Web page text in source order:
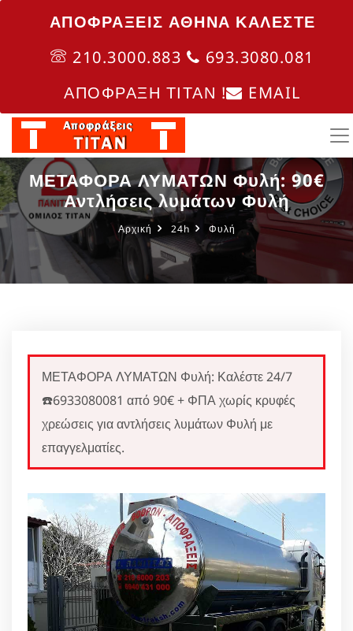
ΑΠΟΦΡΑΞΕΙΣ ΑΘΗΝΑ ΚΑΛΈΣΤΕ
210.3000.883
693.3080.081
ΑΠΟΦΡΑΞΗ ΤΙΤΑΝ !
EMAIL
ΜΕΤΑΦΟΡΑ ΛΥΜΑΤΩΝ Φυλή: 90€
Αντλήσεις λυμάτων Φυλή
Αρχική 24h Φυλή
ΜΕΤΑΦΟΡΑ ΛΥΜΑΤΩΝ Φυλή: Καλέστε 24/7
☎️6933080081 από 90€ + ΦΠΑ χωρίς κρυφές
χρεώσεις για αντλήσεις λυμάτων Φυλή με
επαγγελματίες.